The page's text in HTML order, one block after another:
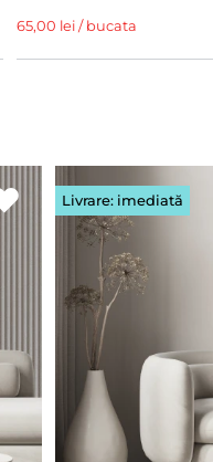
65,00 lei / bucata
Livrare: imediată